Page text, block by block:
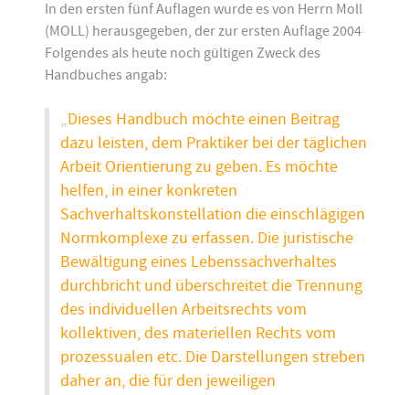
In den ersten fünf Auflagen wurde es von Herrn Moll
(MOLL) herausgegeben, der zur ersten Auflage 2004
Folgendes als heute noch gültigen Zweck des
Handbuches angab:
„Dieses Handbuch möchte einen Beitrag
dazu leisten, dem Praktiker bei der täglichen
Arbeit Orientierung zu geben. Es möchte
helfen, in einer konkreten
Sachverhaltskonstellation die einschlägigen
Normkomplexe zu erfassen. Die juristische
Bewältigung eines Lebenssachverhaltes
durchbricht und überschreitet die Trennung
des individuellen Arbeitsrechts vom
kollektiven, des materiellen Rechts vom
prozessualen etc. Die Darstellungen streben
daher an, die für den jeweiligen